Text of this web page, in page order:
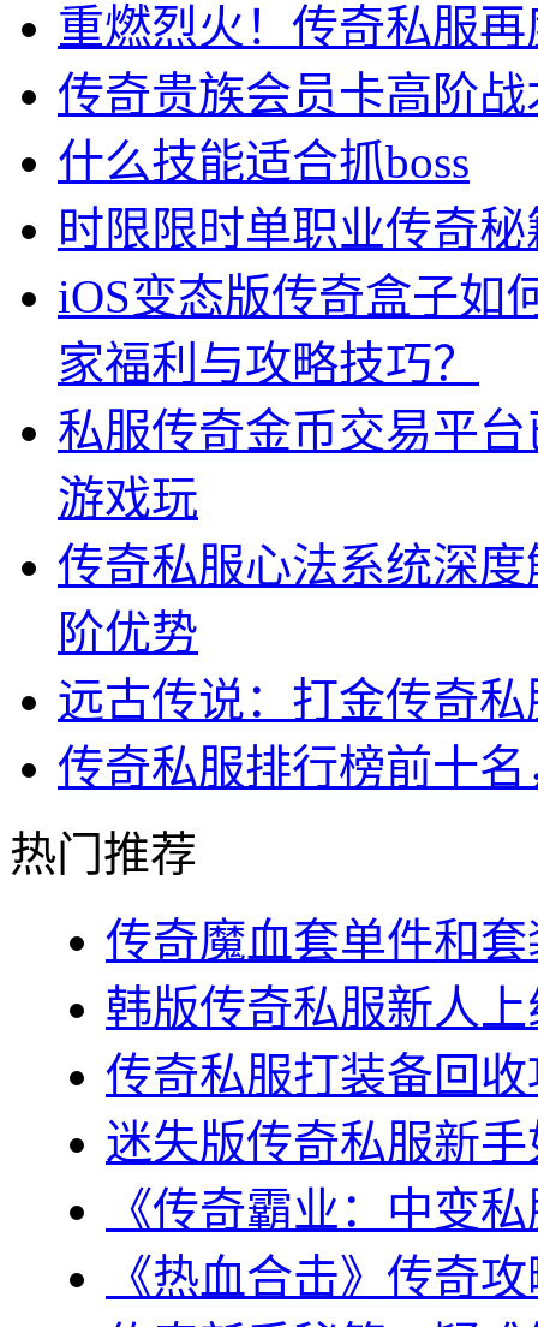
重燃烈火！传奇私服
传奇贵族会员卡高阶
什么技能适合抓boss
时限限时单职业传奇
iOS变态版传奇盒子如
家福利与攻略技巧？
私服传奇金币交易平
游戏玩
传奇私服心法系统深
阶优势
远古传说：打金传奇
传奇私服排行榜前十
热门推荐
传奇魔血套单件和
韩版传奇私服新人
传奇私服打装备回
迷失版传奇私服新
《传奇霸业：中变
《热血合击》传奇